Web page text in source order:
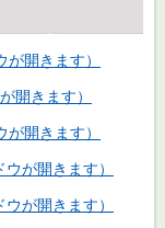
開きます）
開きます）
開きます）
が開きます）
が開きます）